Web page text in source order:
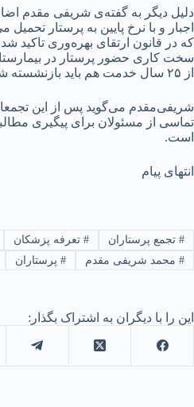
دلیل دیگر به گفته‌ی شریفی مقدم
اجبار و با نرخ پایین به پرستار
که در قانون ارتقای بهره‌وری تاکید
سخت کاری حضور پرستار در
از ۲۵ سال خدمت هم باید بازنشسته شوند.
شریفی‌مقدم می‌گوید پس از این
تماسی از مسئولان برای پیگیری
است.
انتهای پیام
#تجمع پرستاران #تعرفه پزشکان
#محمد شریفی مقدم #پرستاران
این را با دیگران به اشتراک بگذار: